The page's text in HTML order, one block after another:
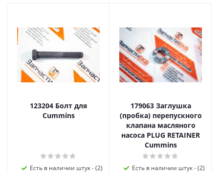
123204 Болт для
Cummins
Есть в наличии штук - (2)
179063 Заглушка
(пробка) перепускного
клапана масляного
насоса PLUG RETAINER
Cummins
Есть в наличии штук - (2)